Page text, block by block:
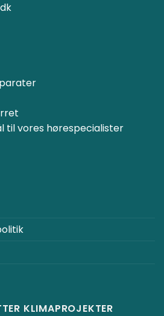
til vores hørespecialister
KLIMAPROJEKTER